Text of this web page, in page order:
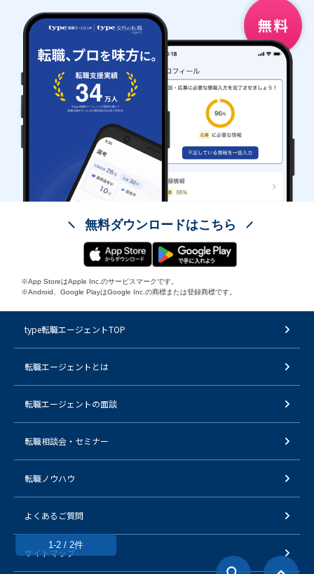
1-2 / 2件
無料ダウンロードはこちら
※App StoreはApple Inc.のサービスマークです。
※Android、Google PlayはGoogle Inc.の商標または登録商標です。
type転職エージェントTOP
転職エージェントとは
転職エージェントの面談
転職相談会・セミナー
転職ノウハウ
よくあるご質問
サイトマップ